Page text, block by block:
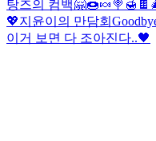
탕즈의 컴백🤗🍩🍬🍭🍯🍫
💖지윤이의 만담회
이거 보면 다 조아진다..🖤